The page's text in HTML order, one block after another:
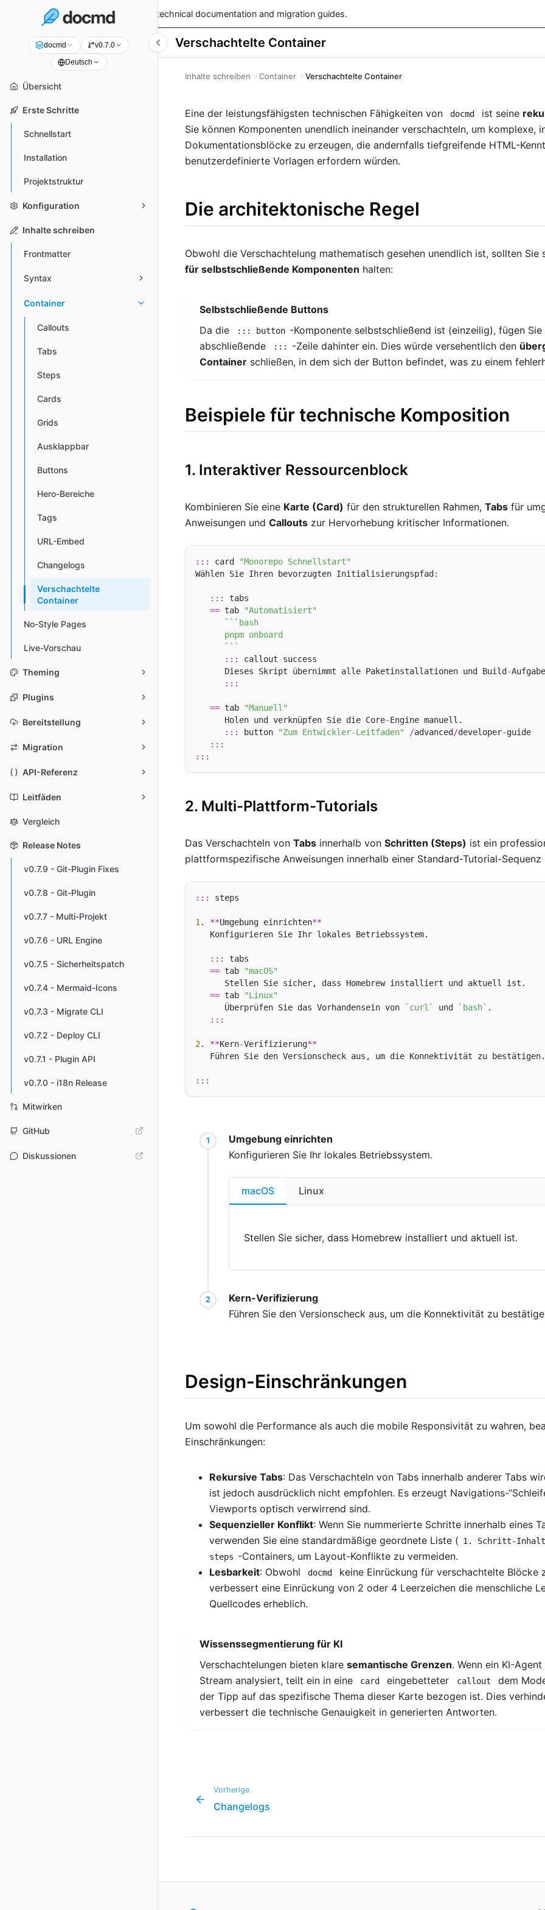
docmd v0.7.0
Deutsch
Übersicht
Erste Schritte
Schnellstart
Installation
Projektstruktur
Konfiguration
Inhalte schreiben
Frontmatter
Syntax
Container
Callouts
Tabs
Steps
Cards
Grids
Ausklappbar
Buttons
Hero-Bereiche
Tags
URL-Embed
Changelogs
Verschachtelte
Container
No-Style Pages
Live-Vorschau
Theming
Plugins
Bereitstellung
Migration
API-Referenz
Leitfäden
Vergleich
Release Notes
v0.7.9 - Git-Plugin Fixes
v0.7.8 - Git-Plugin
v0.7.7 - Multi-Projekt
v0.7.6 - URL Engine
v0.7.5 - Sicherheitspatch
v0.7.4 - Mermaid-Icons
v0.7.3 - Migrate CLI
v0.7.2 - Deploy CLI
v0.7.1 - Plugin API
v0.7.0 - i18n Release
Mitwirken
GitHub
Diskussionen
v0.9.0 is live!— Read the latest technical documentation and migration guides.
Verschachtelte Container
Inhalte schreiben Container Verschachtelte Container
Eine der leistungsfähigsten technischen Fähigkeiten von docmd ist seine
Sie können Komponenten unendlich ineinander verschachteln, um komplexe,
Dokumentationsblöcke zu erzeugen, die andernfalls tiefgreifende HTML-
benutzerdefinierte Vorlagen erfordern würden.
Die architektonische Regel
Obwohl die Verschachtelung mathematisch gesehen unendlich ist, sollten
für selbstschließende Komponenten halten:
Selbstschließende Buttons
Da die
::: button -Komponente selbstschließend ist (einzeilig), fügen Sie
abschließende
::: -Zeile dahinter ein. Dies würde versehentlich den
Container schließen, in dem sich der Button befindet, was zu einem
Beispiele für technische Komposition
1. Interaktiver Ressourcenblock
Kombinieren Sie eine Karte (Card) für den strukturellen Rahmen, Tabs für
Anweisungen und Callouts zur Hervorhebung kritischer Informationen.
::: card
"Monorepo Schnellstart"
Wählen Sie Ihren bevorzugten Initialisierungspfad :
:::
tabs
== tab
"Automatisiert"
`` `bash
      pnpm onboard
      `
``
:::
callout success
      Dieses Skript übernimmt alle Paketinstallationen und Build
-
:::
== tab
"Manuell"
      Holen und verknüpfen Sie die Core
-Engine manuell.
:::
button "Zum Entwickler-Leitfaden" /advanced /developer-guide
:::
:::
2. Multi-Plattform-Tutorials
Das Verschachteln von Tabs innerhalb von Schritten (Steps) ist ein
plattformspezifische Anweisungen innerhalb einer Standard-Tutorial-
::: steps
1 . **Umgebung einrichten**
   Konfigurieren Sie Ihr lokales Betriebssystem.
:::
tabs
== tab
"macOS"
      Stellen Sie sicher, dass Homebrew installiert und aktuell ist.
== tab
"Linux"
      Überprüfen Sie das Vorhandensein von
`curl` und `bash` .
:::
2. **Kern-Verifizierung**
   Führen Sie den Versionscheck aus, um die Konnektivität zu bestätigen.
:::
Umgebung einrichten
Konfigurieren Sie Ihr lokales Betriebssystem.
macOS Linux
Stellen Sie sicher, dass Homebrew installiert und aktuell ist.
Kern-Verifizierung
Führen Sie den Versionscheck aus, um die Konnektivität zu
Design-Einschränkungen
Um sowohl die Performance als auch die mobile Responsivität zu wahren,
Einschränkungen:
Rekursive Tabs: Das Verschachteln von Tabs innerhalb anderer Tabs
ist jedoch ausdrücklich nicht empfohlen. Es erzeugt Navigations-
Viewports optisch verwirrend sind.
Sequenzieller Konflikt: Wenn Sie nummerierte Schritte innerhalb eines
verwenden Sie eine standardmäßige geordnete Liste ( 1. Schritt-
steps -Containers, um Layout-Konflikte zu vermeiden.
Lesbarkeit: Obwohl docmd
keine Einrückung für verschachtelte Blöcke
verbessert eine Einrückung von 2 oder 4 Leerzeichen die menschliche
Quellcodes erheblich.
Wissenssegmentierung für KI
Verschachtelungen bieten klare semantische Grenzen. Wenn ein KI-
Stream analysiert, teilt ein in eine
card eingebetteter callout
dem
der Tipp auf das spezifische Thema dieser Karte bezogen ist. Dies
verbessert die technische Genauigkeit in generierten Antworten.
Vorherige
Changelogs